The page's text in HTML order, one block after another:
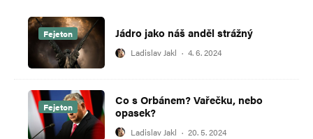
Fejeton Jádro jako náš anděl strážný
Ladislav Jakl · 4. 6. 2024
Fejeton
Co s Orbánem? Vařečku, nebo
opasek?
Ladislav Jakl · 20. 5. 2024